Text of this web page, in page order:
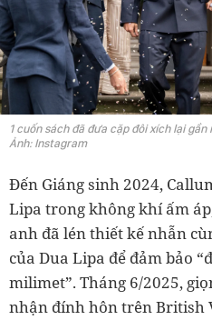
1 cuốn sách đã đưa cặp đôi xích lại
Ảnh: Instagram
Đến Giáng sinh 2024,
Lipa trong không khí ấm
anh đã lén thiết kế nhẫn
của Dua Lipa để đảm bảo
milimet”. Tháng 6/2025,
nhận đính hôn trên British